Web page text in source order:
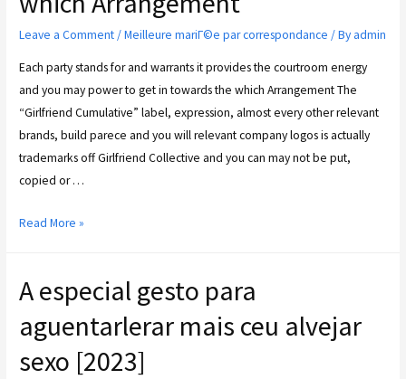
Leave a Comment/Meilleure mariГ©e par correspondance / By admin
Each party stands for and warrants it provides the courtroom energy
and you may power to get in towards the which Arrangement The
“Girlfriend Cumulative” label, expression, almost every other relevant
brands, build parece and you will relevant company logos is actually
trademarks off Girlfriend Collective and you can may not be put,
copied or …
Read More »
A especial gesto para
aguentarlerar mais ceu alvejar
sexo [2023]